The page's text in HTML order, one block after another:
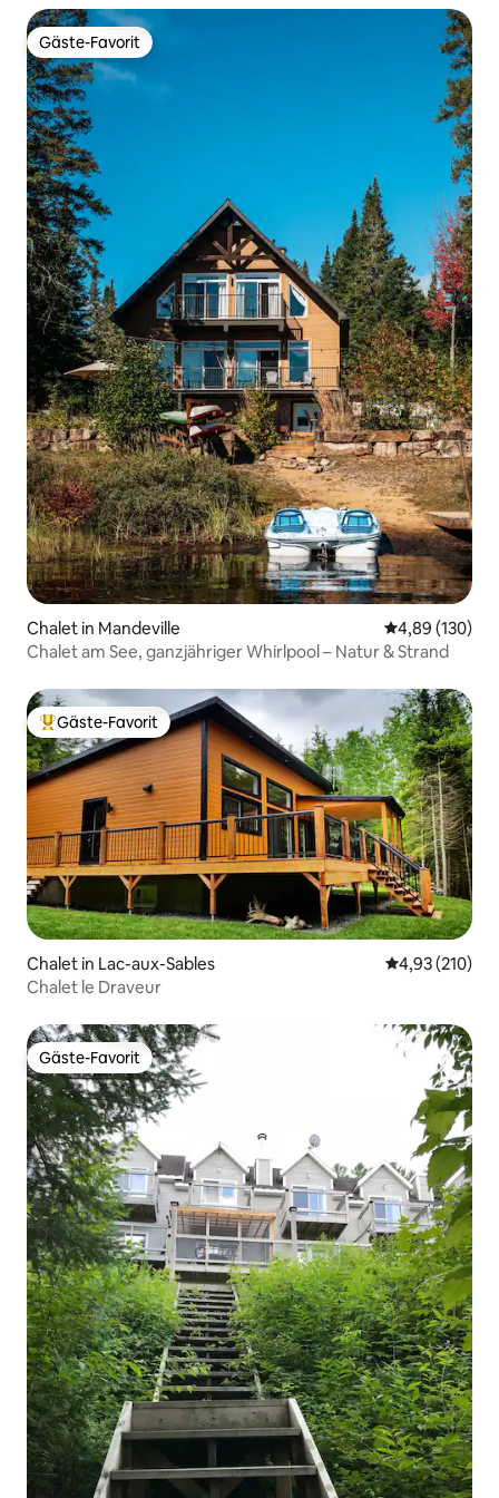
Gäste-Favorit
Gäste-Favorit
Chalet in Mandeville
4,89 (130)
Chalet am See, ganzjähriger Whirlpool – Natur & Strand
Beliebter Gäste-Favorit.
Gäste-Favorit
Chalet in Lac-aux-Sables
4,93 (210)
Chalet le Draveur
Gäste-Favorit
Gäste-Favorit